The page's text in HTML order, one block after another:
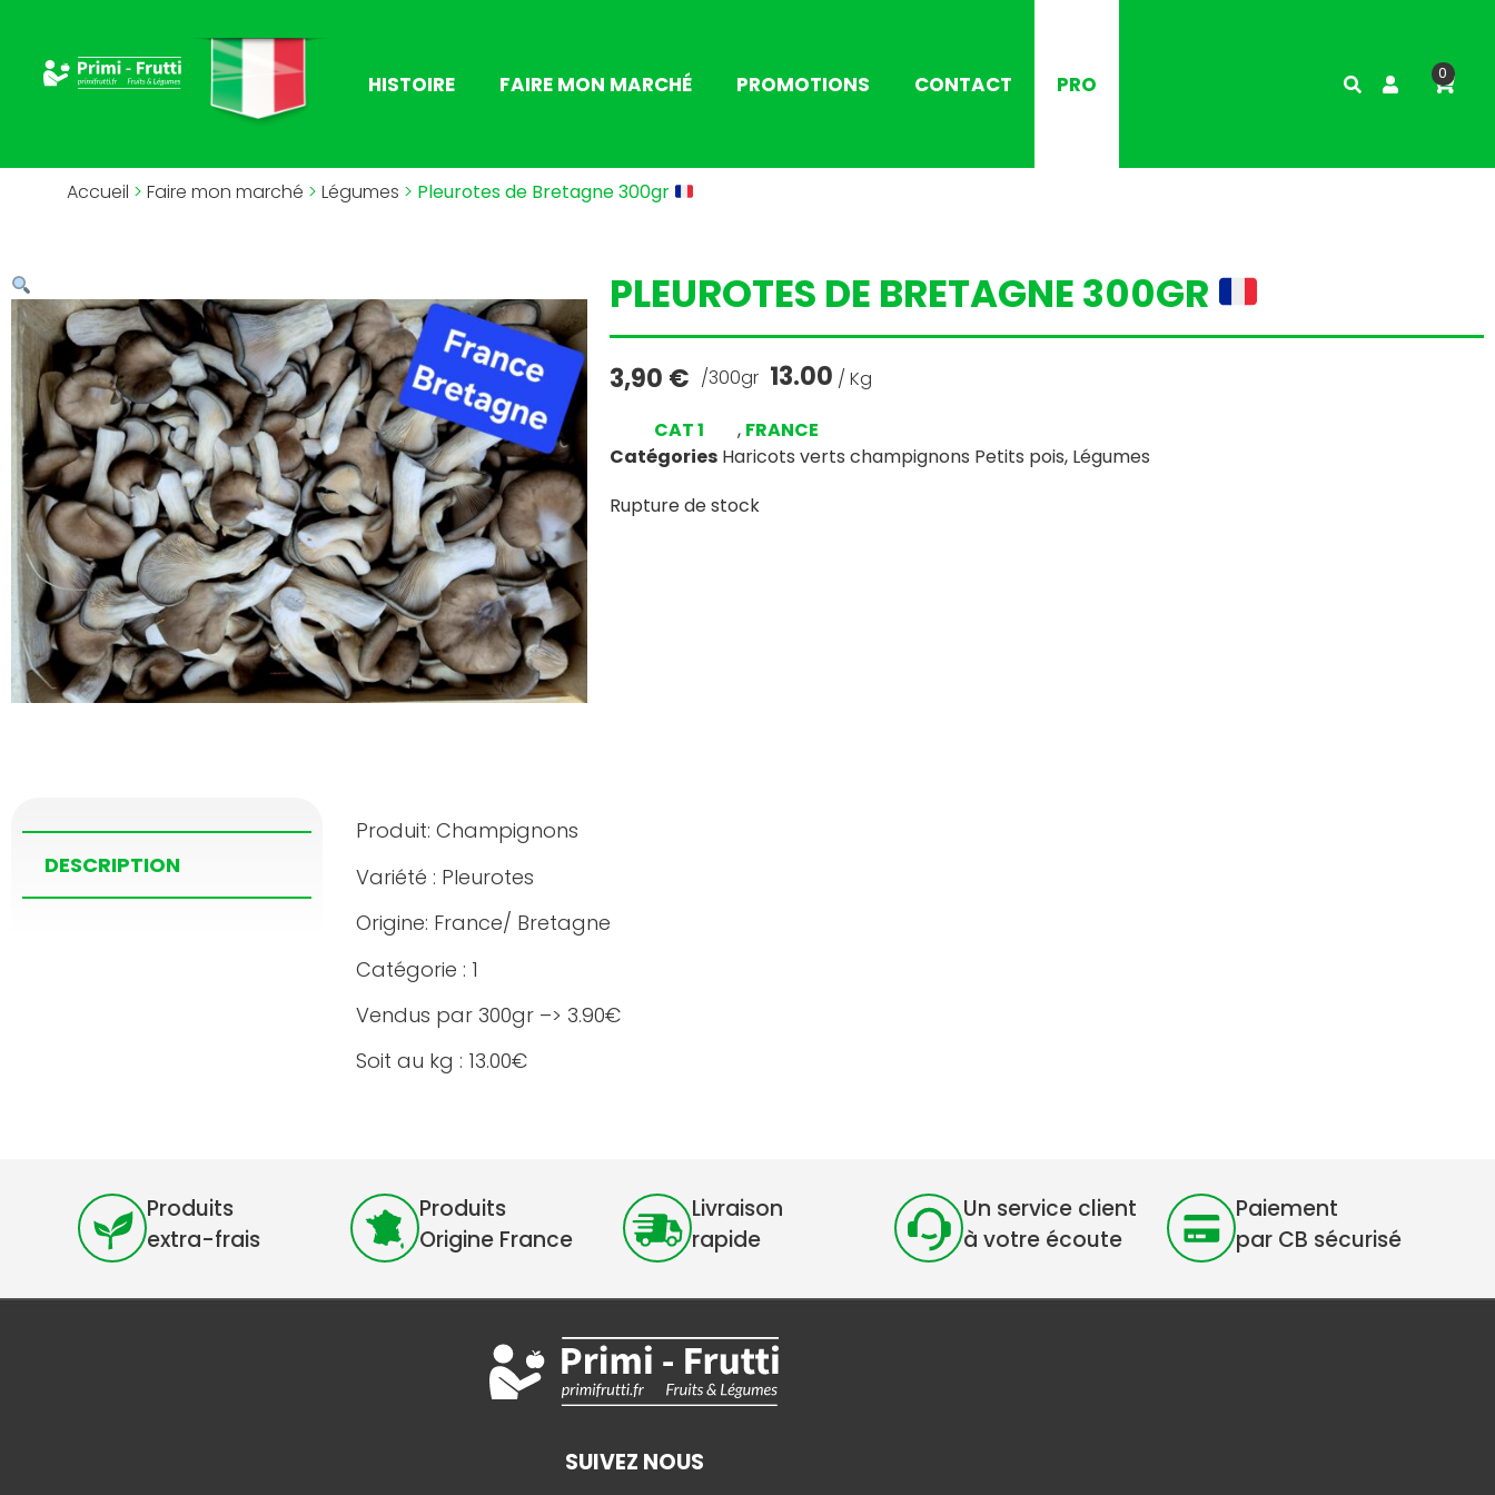
HISTOIRE FAIRE MON MARCHÉ PROMOTIONS CONTACT PRO 0
Accueil > Faire mon marché > Légumes > Pleurotes de Bretagne 300gr
PLEUROTES DE BRETAGNE 300GR
3,90 € /300gr 13.00 / Kg
Catégories Haricots verts champignons Petits pois, Légumes
CAT 1 , FRANCE
Rupture de stock
DESCRIPTION
Produit: Champignons
Variété : Pleurotes
Origine: France/ Bretagne
Catégorie : 1
Vendus par 300gr –> 3.90€
Soit au kg : 13.00€
Produits
extra-frais
Produits
Origine France
Livraison
rapide
Un service client
à votre écoute
Paiement
par CB sécurisé
SUIVEZ NOUS